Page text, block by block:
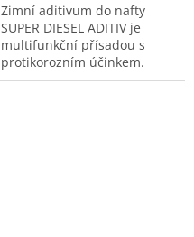
Zimní aditivum do nafty
SUPER DIESEL ADITIV je
multifunkční přísadou s
protikorozním účinkem.
Prodlužuje životnost